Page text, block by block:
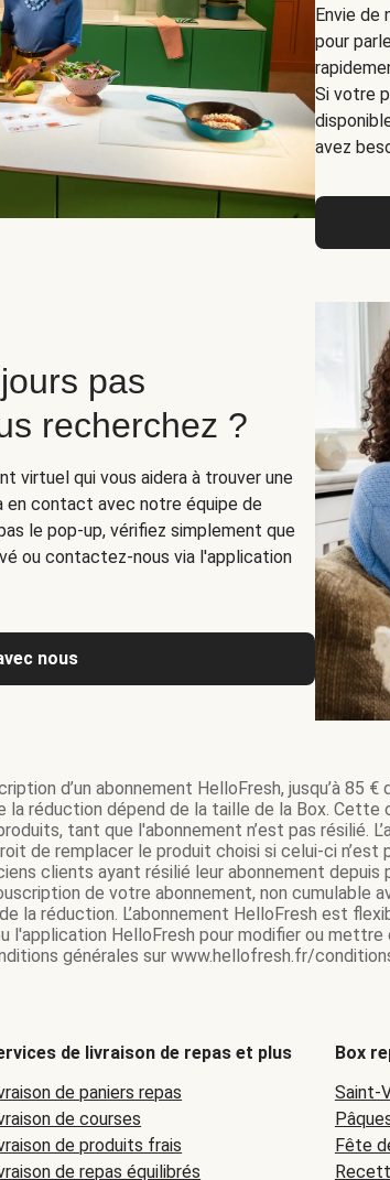
Envie de
pour
Si votre
avez
pas
recherchez ?
virtuel qui vous aidera à trouver une
en contact avec notre équipe de
le pop-up, vérifiez simplement que
ou contactez-nous via l'application
nous
d’un abonnement HelloFresh, jusqu’à 85
la réduction dépend de la taille de la Box.
tant que l'abonnement n’est pas
de remplacer le produit choisi si celui-ci
clients ayant résilié leur abonnement
de votre abonnement, non
la réduction. L’abonnement HelloFresh est
l'application HelloFresh pour modifier ou
générales sur www.hellofresh.fr/
de livraison de repas et plus
de paniers repas
de courses
de produits frais
de repas équilibrés
Box
Saint-
Fête